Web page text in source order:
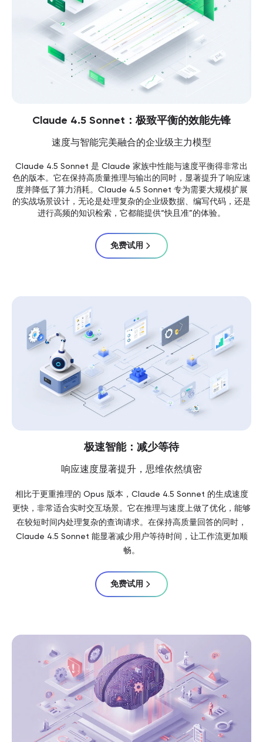
Claude 4.5 Sonnet：极致平衡的效能先锋
速度与智能完美融合的企业级主力模型
Claude 4.5 Sonnet 是 Claude 家族中性能与速度平衡得非常出
色的版本。它在保持高质量推理与输出的同时，显著提升了响应速
度并降低了算力消耗。Claude 4.5 Sonnet 专为需要大规模扩展
的实战场景设计，无论是处理复杂的企业级数据、编写代码，还是
进行高频的知识检索，它都能提供“快且准”的体验。
免费试用
极速智能：减少等待
响应速度显著提升，思维依然缜密
相比于更重推理的 Opus 版本，Claude 4.5 Sonnet 的生成速度
更快，非常适合实时交互场景。它在推理与速度上做了优化，能够
在较短时间内处理复杂的查询请求。在保持高质量回答的同时，
Claude 4.5 Sonnet 能显著减少用户等待时间，让工作流更加顺
畅。
免费试用